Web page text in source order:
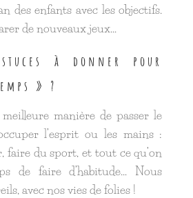
des enfants avec les objectifs.
de nouveaux jeux…
à donner pour
» ?
manière de passer le
l’esprit ou les mains :
faire du sport, et tout ce qu’on
de faire d’habitude… Nous
avec nos vies de folies !